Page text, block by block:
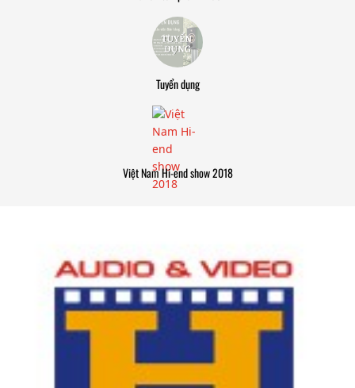
Tuyển dụng
Việt Nam Hi-end show 2018